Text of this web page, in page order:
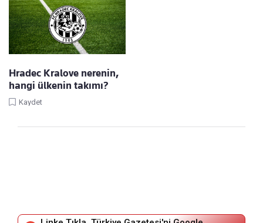
Hradec Kralove nerenin,
hangi ülkenin takımı?
Kaydet